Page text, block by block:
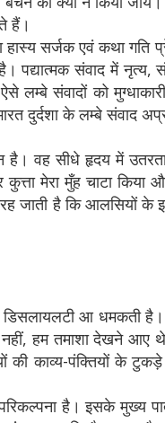
हैं।
सर्जक एवं कथा गति
है। पद्यात्मक संवाद में
संवादों को
दुर्दशा के लम्बे संवाद
है। वह सीधे हृदय में
मेरा मुँह चाटा
है कि आलसियों के
आ धमकती
हम तमाशा देखने आए थे।’’
की काव्य-पंक्तियों के
है। इसके मुख्य